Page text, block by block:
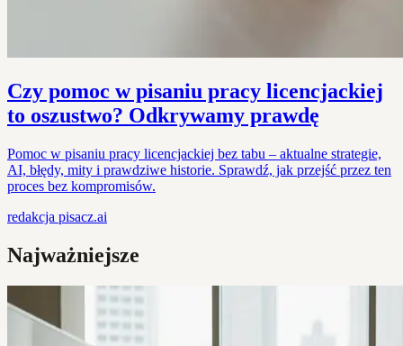
Czy pomoc w pisaniu pracy licencjackiej
to oszustwo? Odkrywamy prawdę
Pomoc w pisaniu pracy licencjackiej bez tabu – aktualne strategie,
AI, błędy, mity i prawdziwe historie. Sprawdź, jak przejść przez ten
proces bez kompromisów.
redakcja pisacz.ai
Najważniejsze